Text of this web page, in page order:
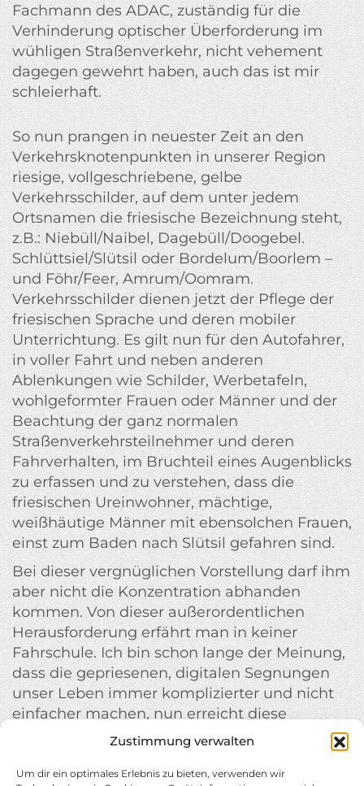
Zustimmung verwalten
Um dir ein optimales Erlebnis zu bieten, verwenden wir
Fachmann des ADAC, zuständig für die
Verhinderung optischer Überforderung im
wühligen Straßenverkehr, nicht vehement
dagegen gewehrt haben, auch das ist mir
schleierhaft.
So nun prangen in neuester Zeit an den
Verkehrsknotenpunkten in unserer Region
riesige, vollgeschriebene, gelbe
Verkehrsschilder, auf dem unter jedem
Ortsnamen die friesische Bezeichnung steht,
z.B.: Niebüll/Naibel, Dagebüll/Doogebel.
Schlüttsiel/Slütsil oder Bordelum/Boorlem –
und Föhr/Feer, Amrum/Oomram.
Verkehrsschilder dienen jetzt der Pflege der
friesischen Sprache und deren mobiler
Unterrichtung. Es gilt nun für den Autofahrer,
in voller Fahrt und neben anderen
Ablenkungen wie Schilder, Werbetafeln,
wohlgeformter Frauen oder Männer und der
Beachtung der ganz normalen
Straßenverkehrsteilnehmer und deren
Fahrverhalten, im Bruchteil eines Augenblicks
zu erfassen und zu verstehen, dass die
friesischen Ureinwohner, mächtige,
weißhäutige Männer mit ebensolchen Frauen,
einst zum Baden nach Slütsil gefahren sind.
Bei dieser vergnüglichen Vorstellung darf ihm
aber nicht die Konzentration abhanden
kommen. Von dieser außerordentlichen
Herausforderung erfährt man in keiner
Fahrschule. Ich bin schon lange der Meinung,
dass die gepriesenen, digitalen Segnungen
unser Leben immer komplizierter und nicht
einfacher machen, nun erreicht diese
Entwicklung sogar die Verkehrsschilder.